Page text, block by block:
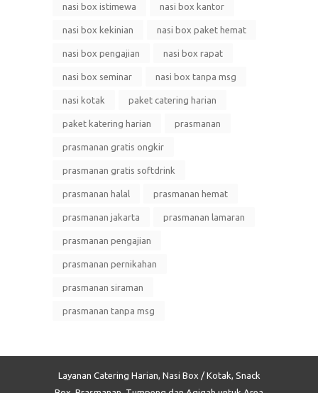
nasi box istimewa nasi box kantor
nasi box kekinian nasi box paket hemat
nasi box pengajian nasi box rapat
nasi box seminar nasi box tanpa msg
nasi kotak paket catering harian
paket katering harian prasmanan
prasmanan gratis ongkir
prasmanan gratis softdrink
prasmanan halal prasmanan hemat
prasmanan jakarta prasmanan lamaran
prasmanan pengajian
prasmanan pernikahan
prasmanan siraman
prasmanan tanpa msg
Layanan Catering Harian, Nasi Box / Kotak, Snack